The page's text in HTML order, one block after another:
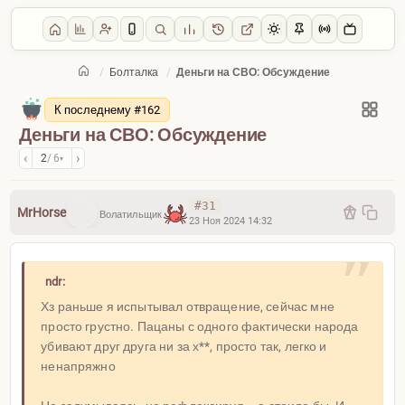
/ Болталка / Деньги на СВО: Обсуждение
Главная / Болталка
Деньги на СВО: Обсуждение
‹ 2/ 6▾ ›
К последнему #162
MrHorse Волатильщик
#31
23 Ноя 2024 14:32
ndr:
Хз раньше я испытывал отвращение, сейчас мне
просто грустно. Пацаны с одного фактически народа
убивают друг друга ни за х**, просто так, легко и
ненапряжно